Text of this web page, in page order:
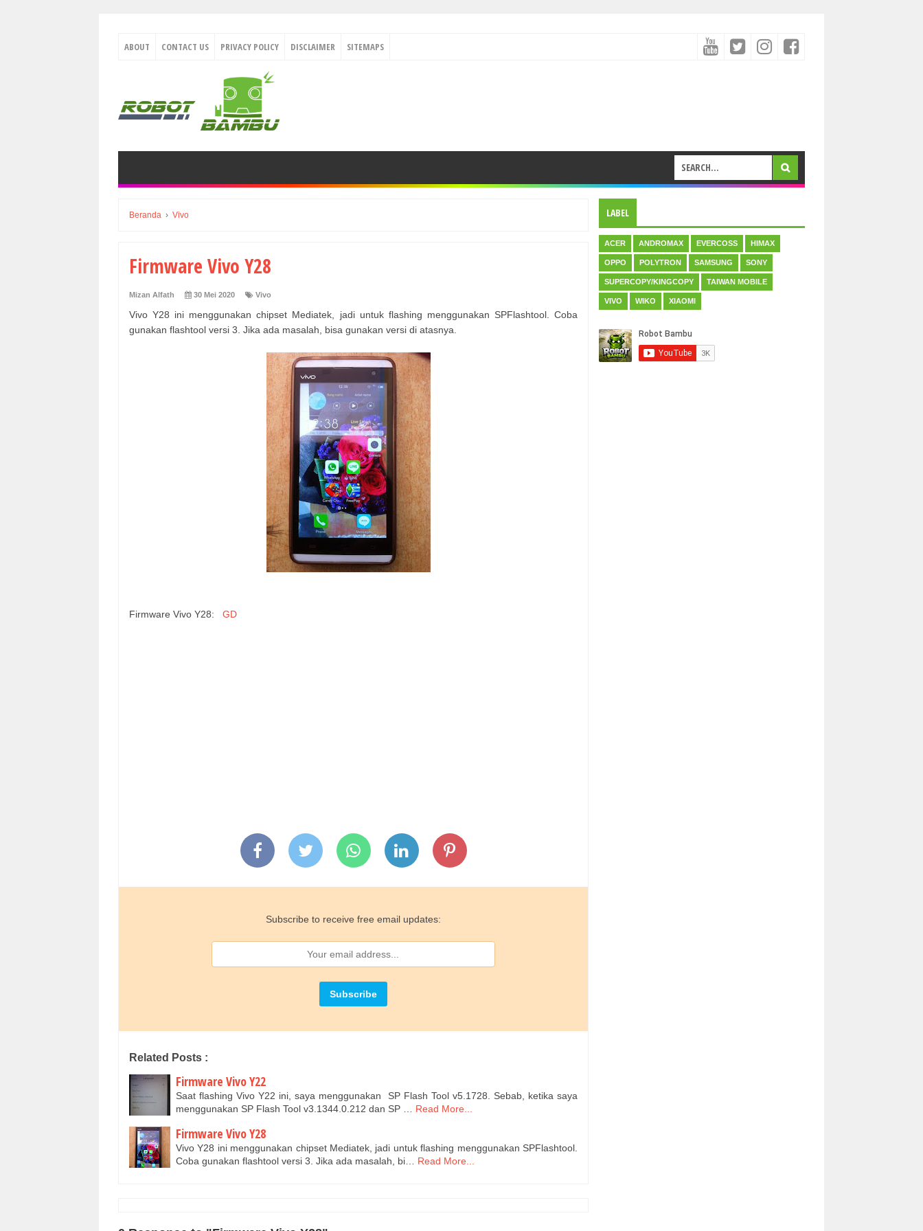
ABOUT CONTACT US PRIVACY POLICY DISCLAIMER SITEMAPS
Beranda › Vivo
Firmware Vivo Y28
Mizan Alfath 30 Mei 2020 Vivo
Vivo Y28 ini menggunakan chipset Mediatek, jadi untuk flashing menggunakan SPFlashtool. Coba
gunakan flashtool versi 3. Jika ada masalah, bisa gunakan versi di atasnya.
Firmware Vivo Y28: GD
Subscribe to receive free email updates:
Related Posts :
Firmware Vivo Y22
Saat flashing Vivo Y22 ini, saya menggunakan SP Flash Tool v5.1728. Sebab, ketika saya
menggunakan SP Flash Tool v3.1344.0.212 dan SP … Read More...
Firmware Vivo Y28
Vivo Y28 ini menggunakan chipset Mediatek, jadi untuk flashing menggunakan SPFlashtool.
Coba gunakan flashtool versi 3. Jika ada masalah, bi…
Read More...
LABEL
ACER ANDROMAX EVERCOSS HIMAX
OPPO POLYTRON SAMSUNG SONY
SUPERCOPY/KINGCOPY TAIWAN MOBILE
VIVO WIKO XIAOMI